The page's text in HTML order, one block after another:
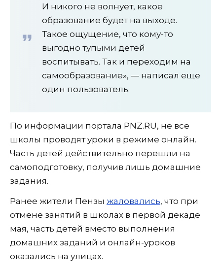
И никого не волнует, какое
образование будет на выходе.
Такое ощущение, что кому-то
выгодно тупыми детей
воспитывать. Так и переходим на
самообразование», — написал еще
один пользователь.
По информации портала PNZ.RU, не все
школы проводят уроки в режиме онлайн.
Часть детей действительно перешли на
самоподготовку, получив лишь домашние
задания.
Ранее жители Пензы жаловались, что при
отмене занятий в школах в первой декаде
мая, часть детей вместо выполнения
домашних заданий и онлайн-уроков
оказались на улицах.